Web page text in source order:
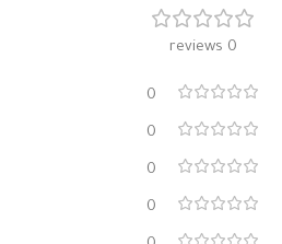
0 reviews
0
0
0
0